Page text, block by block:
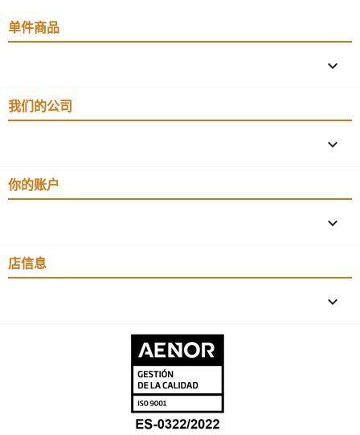
单件商品

我们的公司

你的账户

店信息
keyboard_arrow_down